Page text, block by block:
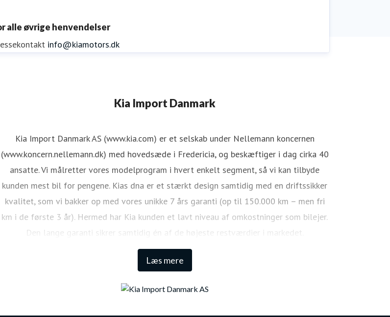
alle øvrige henvendelser
info@kiamotors.dk
Kia Import Danmark
Læs mere
Kia Import Danmark AS (www.kia.com) er et selskab under Nellemann koncernen
(www.koncern.nellemann.dk) med hovedsæde i Fredericia, og beskæftiger i dag cirka 40
ansatte. Vi målretter vores modelprogram i hvert enkelt segment, så vi kan tilbyde
kunden mest bil for pengene. Kias dna er et stærkt design samtidig med en driftssikker
kvalitet, som vi bakker op med vores unikke 7 års garanti (op til 150.000 km – men fri
km i de første 3 år). Hermed har Kia kunden et lavt niveau af omkostninger som bilejer.
Den lange garanti sikrer samtidig én af de højeste restværdier i markedet.